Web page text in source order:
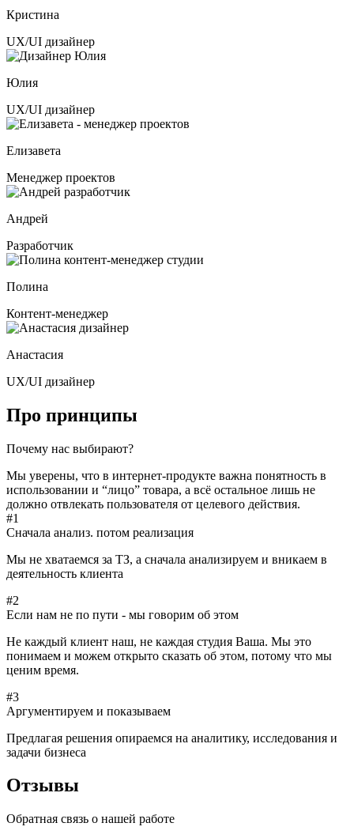
Кристина
UX/UI дизайнер
Юлия
UX/UI дизайнер
Елизавета
Менеджер проектов
Андрей
Разработчик
Полина
Контент-менеджер
Анастасия
UX/UI дизайнер
Про принципы
Почему нас выбирают?
Мы уверены, что в интернет-продукте важна понятность в
использовании и “лицо” товара, а всё остальное лишь не
должно отвлекать пользователя от целевого действия.
#1
Сначала анализ. потом реализация
Мы не хватаемся за ТЗ, а сначала анализируем и вникаем в
деятельность клиента
#2
Если нам не по пути - мы говорим об этом
Не каждый клиент наш, не каждая студия Ваша. Мы это
понимаем и можем открыто сказать об этом, потому что мы
ценим время.
#3
Аргументируем и показываем
Предлагая решения опираемся на аналитику, исследования и
задачи бизнеса
Отзывы
Обратная связь о нашей работе